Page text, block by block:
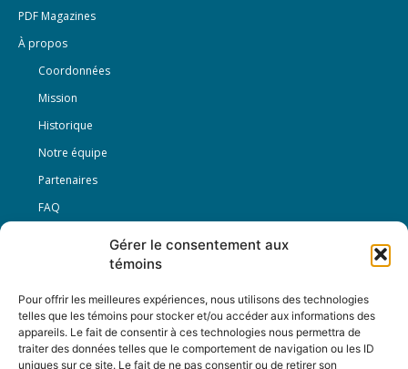
Gérer le consentement aux
témoins
Pour offrir les meilleures expériences, nous utilisons des technologies
telles que les témoins pour stocker et/ou accéder aux informations des
appareils. Le fait de consentir à ces technologies nous permettra de
traiter des données telles que le comportement de navigation ou les ID
uniques sur ce site. Le fait de ne pas consentir ou de retirer son
PDF Magazines
À propos
Coordonnées
Mission
Historique
Notre équipe
Partenaires
FAQ
Conditions générales
Nous Suivre